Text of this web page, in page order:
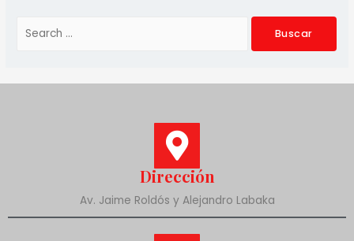
Dirección
Av. Jaime Roldós y Alejandro Labaka